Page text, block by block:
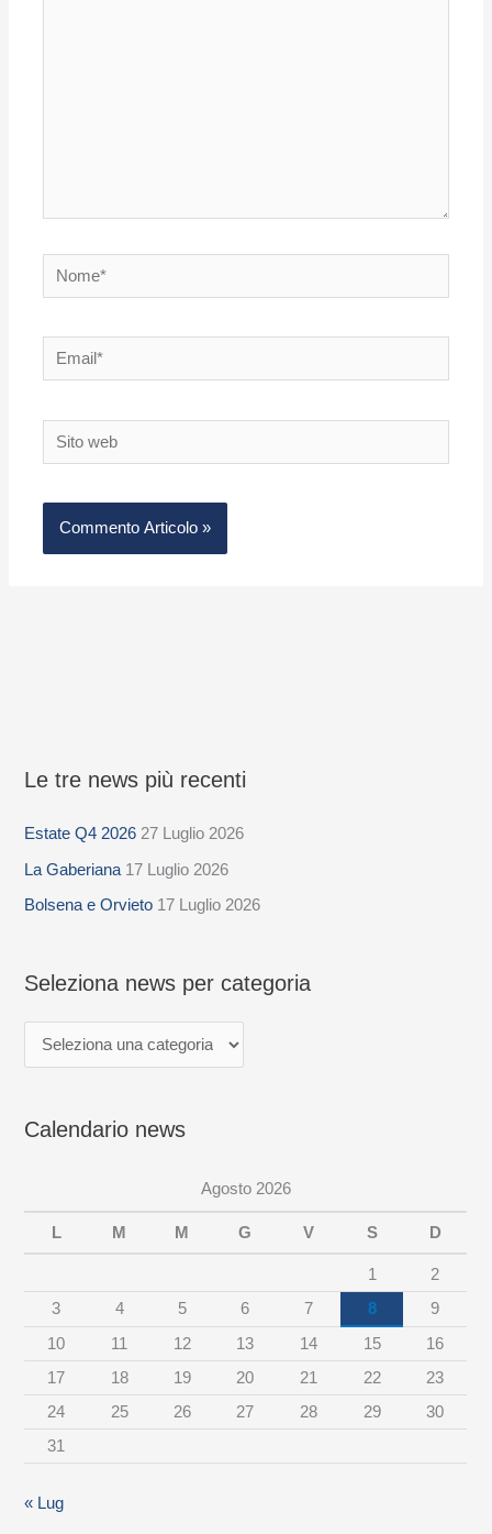
Nome*
Email*
Sito
web
Le tre news più recenti
Estate Q4 2026 27 Luglio 2026
La Gaberiana 17 Luglio 2026
Bolsena e Orvieto 17 Luglio 2026
Seleziona news per categoria
S
l
e
z
n
w
r
c
i
Calendario news
Agosto 2026
L M M G V S D
1
2
3
4 5 6 7 8
9
10
11 12 13 14 15
16
17
18 19 20 21 22
23
24
25 26 27 28 29
30
31
« Lug